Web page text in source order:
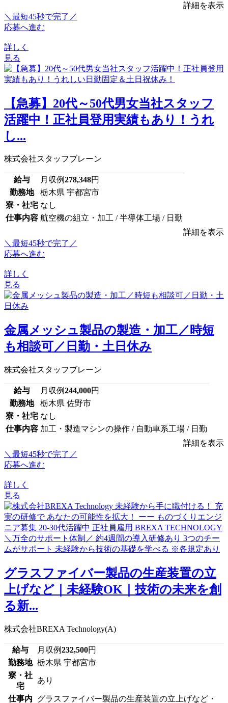
詳細を表示
＼最短45秒で完了／
応募へ進む
詳しく
見る
【急募】20代～50代男女当社スタッフ
活躍中！正社員登用実績もあり！うれ
し...
株式会社スタッフブレーン
給与 月収例278,348円
勤務地
栃木県 宇都宮市
寮・社宅 なし
仕事内容 航空機の組立・加工 / 半導体工場 / 日勤
詳細を表示
＼最短45秒で完了／
応募へ進む
詳しく
見る
金属メッシュ製品の製造・加工／時短
も相談可／日勤・土日休み
株式会社スタッフブレーン
給与 月収例244,000円
勤務地
栃木県 佐野市
寮・社宅 なし
仕事内容 加工・製造マシンの操作 / 自動車系工場 / 日勤
詳細を表示
＼最短45秒で完了／
応募へ進む
詳しく
見る
グラスファイバー製品の生産装置の立
上げなど｜未経験OK｜技術の未来を創
る新...
株式会社BREXA Technology(A)
給与 月収例232,500円
勤務地 栃木県 宇都宮市
寮・社
宅
あり
仕事内
グラスファイバー製品の生産装置の立上げなど・